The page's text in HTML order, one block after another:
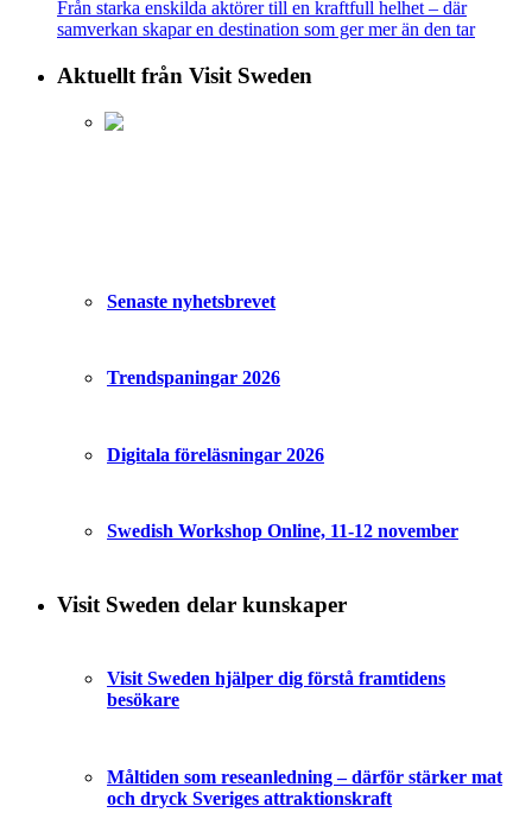
Från starka enskilda aktörer till en kraftfull helhet – där
samverkan skapar en destination som ger mer än den tar
Aktuellt från Visit Sweden
Senaste nyhetsbrevet
Trendspaningar 2026
Digitala föreläsningar 2026
Swedish Workshop Online, 11-12 november
Visit Sweden delar kunskaper
Visit Sweden hjälper dig förstå framtidens
besökare
Måltiden som reseanledning – därför stärker mat
och dryck Sveriges attraktionskraft